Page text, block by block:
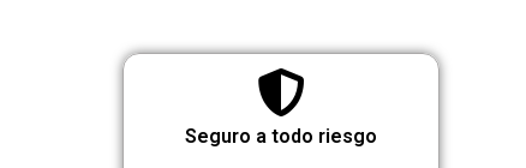
Seguro a todo riesgo